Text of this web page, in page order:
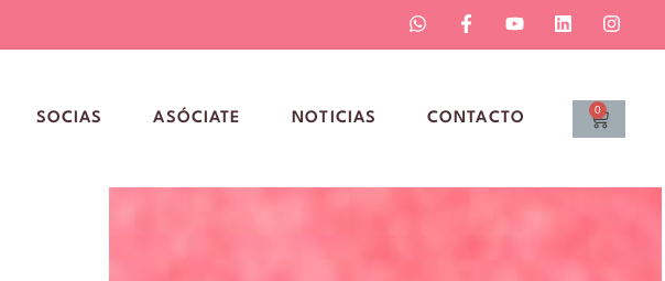
SOCIAS ASÓCIATE NOTICIAS CONTACTO
0